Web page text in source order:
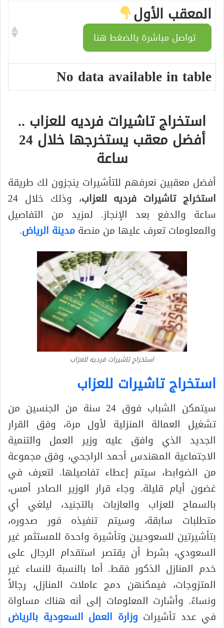
المعقب الأول
تواصل مباشرة بالضغط هنا
No data available in table
استخراج تاشيرات فرديه للعزاب ..
أفضل معقب يستخرجها خلال 24
ساعة
أفضل معقبين نعرفهم للتأشيرات ينجزون لك طريقة
استخراج تاشيرات فرديه للعزاب
، وذلك خلال 24
ساعة والدفع بعد الإنجاز. لمزيد من التفاصيل
والمعلومات تعرف عليها من منصةمدينة الرياض.
استخراج تاشيرات فرديه للعزاب
استخراج تاشيرات للعزاب
سيتمكن الشباب فوق 24 سنة من الجنسين من
تشغيل العمالة المنزلية لأول مرة، وفق القرار
الجديد الذي وافق عليه وزير العمل والتنمية
الاجتماعية المهندس أحمد الراجحي، وفق مجموعة
من الضوابط، سيتم إعطاء تفاصيلها. لتعرف في
غضون أيام قليلة. وجاء قرار الوزير الصادر أمس،
بالسماح للعزاب والعازبات بالتجنيد، ليلغي أي
متطلبات سابقة، وسيتم تنفيذه فور صدوره،
بتأشيرتين للسعوديين وتأشيرة واحدة للمستثمر غير
السعودي، بشرط أن يقتصر استقدام الرجال على
خدم المنازل الذكور فقط. أما بالنسبة للنساء غير
المتزوجات، فيمكنهن دمج عاملات المنازل، رجالاً
ونساءً. وأشارت المعلومات إلى أنه هناك مساواة
في عدد تأشيرات وزارة العمل السعودية بالرياض